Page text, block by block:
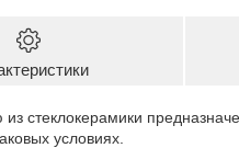
стеклокерамики
условиях.